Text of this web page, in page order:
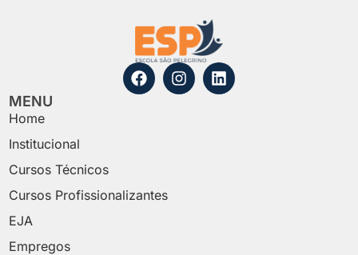
MENU
Home
Institucional
Cursos Técnicos
Cursos Profissionalizantes
EJA
Empregos